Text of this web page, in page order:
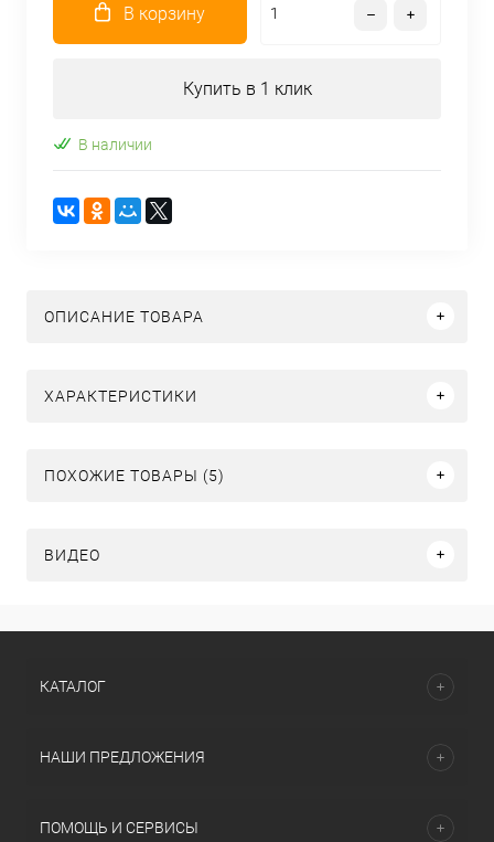
В корзину
Купить в 1 клик
В наличии
ОПИСАНИЕ ТОВАРА
ХАРАКТЕРИСТИКИ
ПОХОЖИЕ ТОВАРЫ (5)
ВИДЕО
КАТАЛОГ
НАШИ ПРЕДЛОЖЕНИЯ
ПОМОЩЬ И СЕРВИСЫ